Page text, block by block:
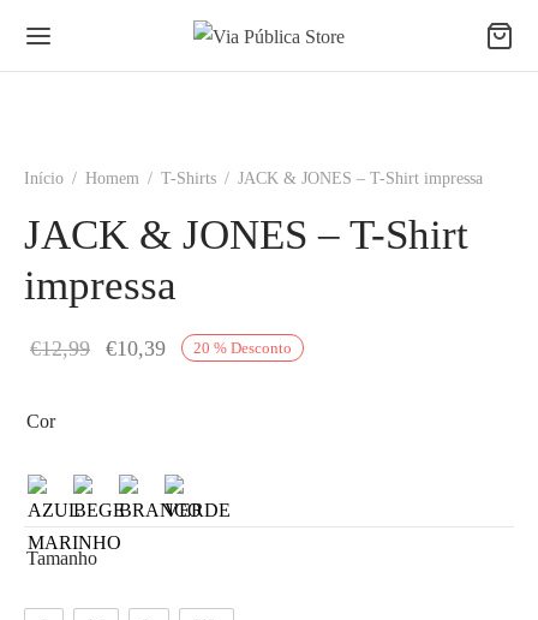
Início / Homem / T-Shirts / JACK & JONES – T-Shirt impressa
JACK & JONES – T-Shirt
impressa
20 % Desconto
€12,99
O
€12,99.
€10,39 O
Cor
Tamanho